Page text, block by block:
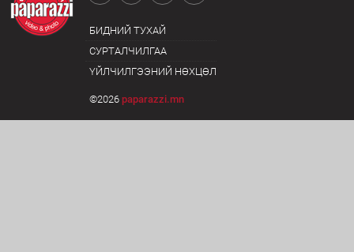
БИДНИЙ ТУХАЙ
СУРТАЛЧИЛГАА
ҮЙЛЧИЛГЭЭНИЙ НӨХЦӨЛ
©2026 paparazzi.mn